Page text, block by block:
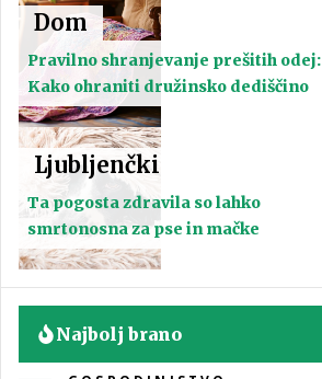
Dom
Pravilno shranjevanje prešitih odej:
Kako ohraniti družinsko dediščino
Ljubljenčki
Ta pogosta zdravila so lahko
smrtonosna za pse in mačke
Najbolj brano